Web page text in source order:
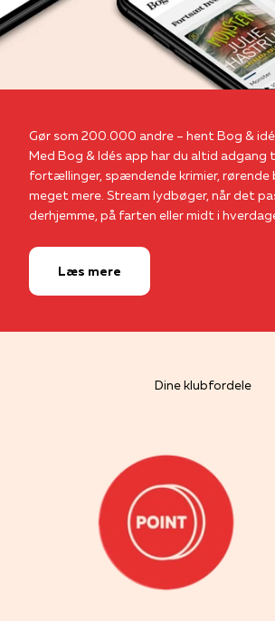
Gør som 200.000 andre – hent Bog &
Med Bog & Idés app har du altid adgang
fortællinger, spændende krimier, rørende
meget mere. Stream lydbøger, når det
derhjemme, på farten eller midt i
Læs mere